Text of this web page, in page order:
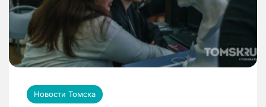
Новости Томска